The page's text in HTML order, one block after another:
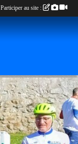
Participer au site :